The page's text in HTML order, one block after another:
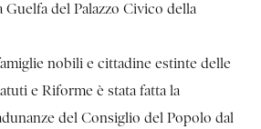
Guelfa del Palazzo Civico della
nobili e cittadine estinte delle
e Riforme è stata fatta la
del Consiglio del Popolo dal